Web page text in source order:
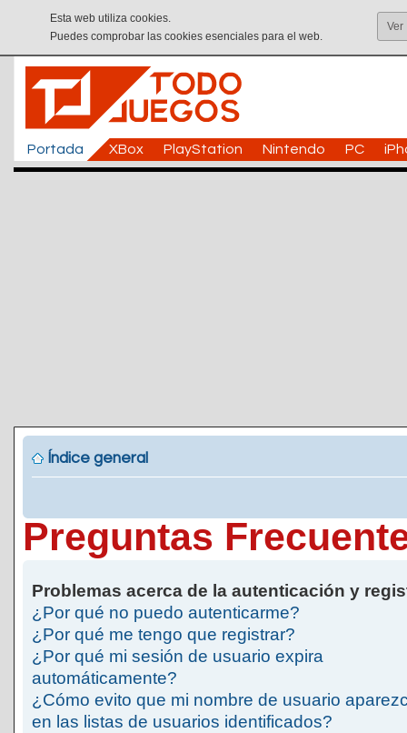
Esta web utiliza cookies.
Puedes comprobar las cookies esenciales para el web.
Ver
Portada XBox PlayStation Nintendo PC
Índice general
Preguntas
Problemas acerca de la autenticación y
¿Por qué no puedo autenticarme?
¿Por qué me tengo que registrar?
¿Por qué mi sesión de usuario expira
automáticamente?
¿Cómo evito que mi nombre de usuario
en las listas de usuarios identificados?